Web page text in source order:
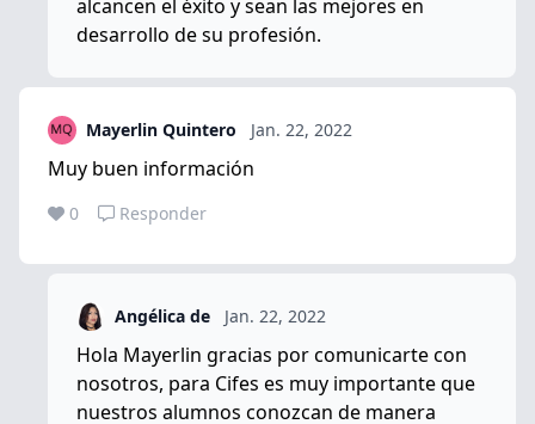
alcancen el éxito y sean las mejores en
desarrollo de su profesión.
Mayerlin Quintero Jan. 22, 2022
Muy buen información
0 Responder
Angélica de Jan. 22, 2022
Hola Mayerlin gracias por comunicarte con
nosotros, para Cifes es muy importante que
nuestros alumnos conozcan de manera